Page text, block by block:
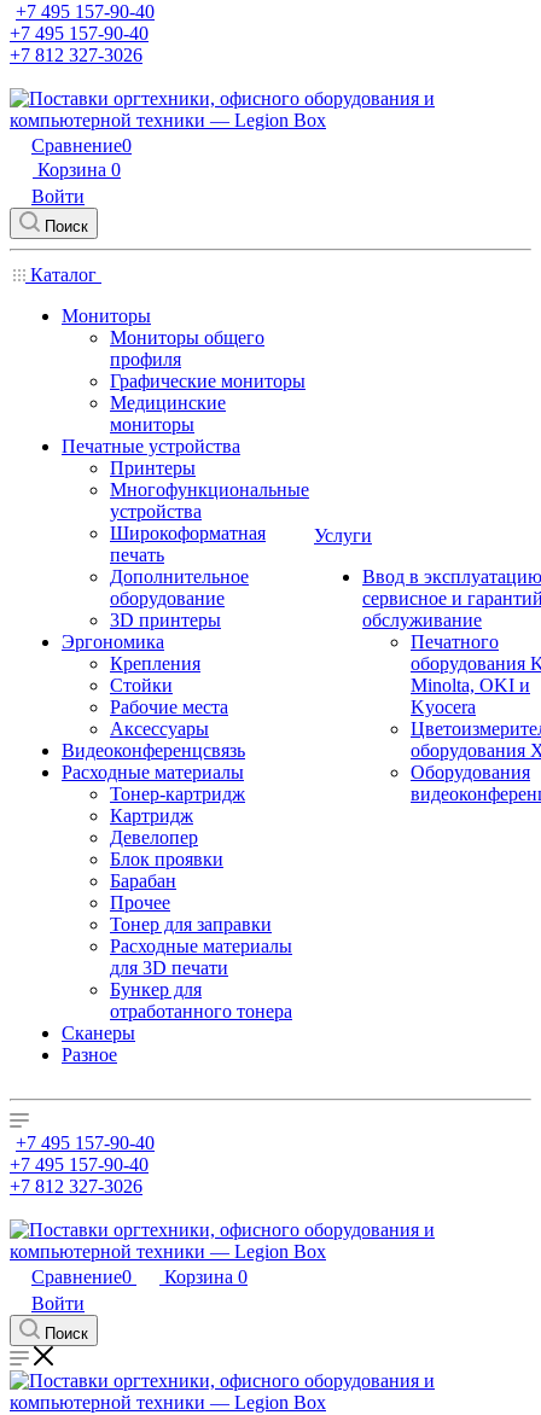
+7 495 157-90-40
+7 495 157-90-40
+7 812 327-3026
Сравнение0
Корзина 0
Войти
Поиск
Каталог
Мониторы
Мониторы общего
профиля
Графические мониторы
Медицинские
мониторы
Печатные устройства
Принтеры
Многофункциональные
устройства
Широкоформатная
печать
Дополнительное
оборудование
3D принтеры
Эргономика
Крепления
Стойки
Рабочие места
Аксессуары
Видеоконференцсвязь
Расходные материалы
Тонер-картридж
Картридж
Девелопер
Блок проявки
Барабан
Прочее
Тонер для заправки
Расходные материалы
для 3D печати
Бункер для
отработанного тонера
Сканеры
Разное
Услуги
Ввод в
сервисное и
обслуживание
Печатного
оборудования
Minolta, OKI и
Kyocera
оборудования
Оборудования
+7 495 157-90-40
+7 495 157-90-40
+7 812 327-3026
Сравнение0 Корзина 0
Войти
Поиск